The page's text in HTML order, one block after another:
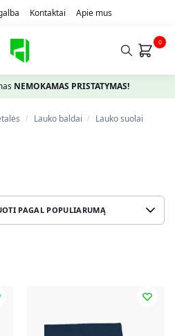
Kontaktai Apie mus
0
NEMOKAMAS PRISTATYMAS!
/ Lauko baldai / Lauko suolai